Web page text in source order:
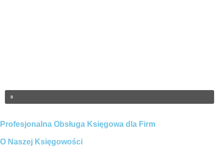
Profesjonalna Obsługa Księgowa dla Firm
O Naszej Księgowości